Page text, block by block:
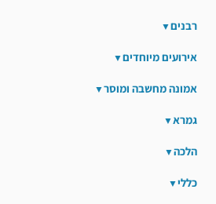
רבנים
אירועים מיוחדים
אמונה מחשבה ומוסר
גמרא
הלכה
כללי